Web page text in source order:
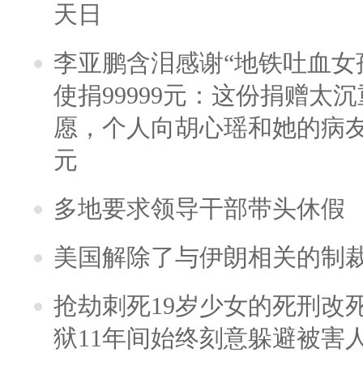
天日
李亚鹏含泪感谢“地铁吐血
使捐99999元：这份捐赠太
愿，个人向胡心瑶和她的病
元
多地要求领导干部带头休假
美国解除了与伊朗相关的制
抢劫刺死19岁少女的死刑改
狱11年间始终刻意躲避被害